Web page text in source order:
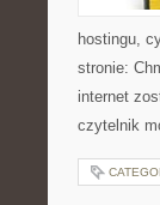
hostingu,
stronie:
internet
czytelnik